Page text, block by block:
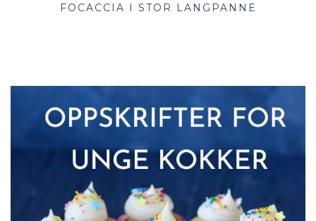
FOCACCIA I STOR LANGPANNE